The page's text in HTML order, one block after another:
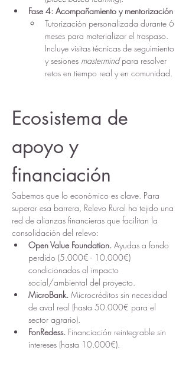
Fase 4: Acompañamiento y mentorización
Tutorización personalizada durante 6
meses para materializar el traspaso.
Incluye visitas técnicas de seguimiento
y sesiones mastermind para resolver
retos en tiempo real y en comunidad.
Ecosistema de
apoyo y
financiación
Sabemos que lo económico es clave. Para
superar esa barrera, Relevo Rural ha tejido una
red de alianzas financieras que facilitan la
consolidación del relevo:
Open Value Foundation. Ayudas a fondo
perdido (5.000€ - 10.000€)
condicionadas al impacto
social/ambiental del proyecto.
MicroBank. Microcréditos sin necesidad
de aval real (hasta 50.000€ para el
sector agrario).
FonRedess. Financiación reintegrable sin
intereses (hasta 10.000€).